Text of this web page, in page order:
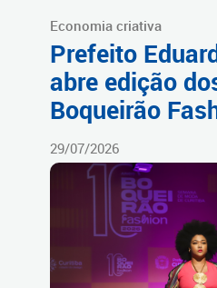
Economia criativa
Prefeito
abre edição
Boqueirão
29/07/2026